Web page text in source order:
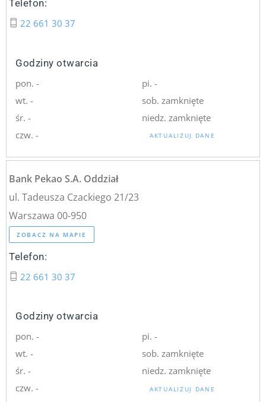
Telefon:
22 661 30 37
Godziny otwarcia
pon. -
wt. -
śr. -
czw. -
pi. -
sob. zamknięte
niedz. zamknięte
AKTUALIZUJ DANE
Bank Pekao S.A. Oddział
ul. Tadeusza Czackiego 21/23
Warszawa 00-950
ZOBACZ NA MAPIE
Telefon:
22 661 30 37
Godziny otwarcia
pon. -
wt. -
śr. -
czw. -
pi. -
sob. zamknięte
niedz. zamknięte
AKTUALIZUJ DANE